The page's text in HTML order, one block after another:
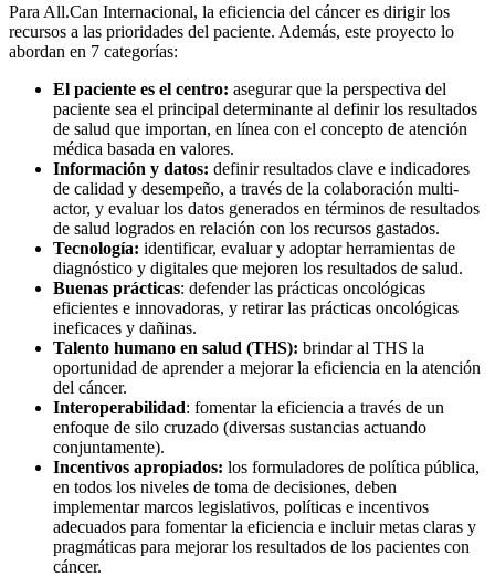
Para All.Can Internacional, la eficiencia del cáncer es dirigir los
recursos a las prioridades del paciente. Además, este proyecto lo
abordan en 7 categorías:
El paciente es el centro: asegurar que la perspectiva del
paciente sea el principal determinante al definir los resultados
de salud que importan, en línea con el concepto de atención
médica basada en valores.
Información y datos: definir resultados clave e indicadores
de calidad y desempeño, a través de la colaboración multi-
actor, y evaluar los datos generados en términos de resultados
de salud logrados en relación con los recursos gastados.
Tecnología: identificar, evaluar y adoptar herramientas de
diagnóstico y digitales que mejoren los resultados de salud.
Buenas prácticas: defender las prácticas oncológicas
eficientes e innovadoras, y retirar las prácticas oncológicas
ineficaces y dañinas.
Talento humano en salud (THS): brindar al THS la
oportunidad de aprender a mejorar la eficiencia en la atención
del cáncer.
Interoperabilidad: fomentar la eficiencia a través de un
enfoque de silo cruzado (diversas sustancias actuando
conjuntamente).
Incentivos apropiados: los formuladores de política pública,
en todos los niveles de toma de decisiones, deben
implementar marcos legislativos, políticas e incentivos
adecuados para fomentar la eficiencia e incluir metas claras y
pragmáticas para mejorar los resultados de los pacientes con
cáncer.